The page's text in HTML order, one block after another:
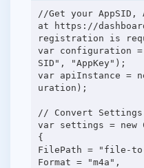
//Get your AppSID,
at https://
registration is
var configuration =
SID", "AppKey");
var apiInstance =
uration);
// Convert Settings
var settings = new
{
FilePath = "file-to-
Format = "m4a",